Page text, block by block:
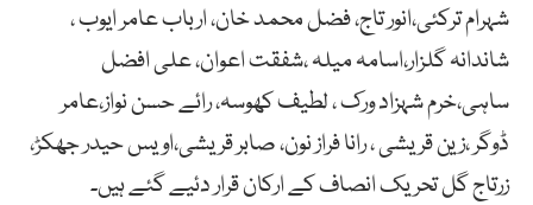
شہرام ترکئی،انور تاج، فضل محمد خان، ارباب عامر ایوب ،
شاندانہ گلزار،اسامہ میلہ ،شفقت اعوان، علی افضل
ساہی،خرم شہزاد ورک ، لطیف کھوسہ، رائے حسن نواز،عامر
ڈوگر ،زین قریشی ، رانا فراز نون، صابر قریشی،اویس حیدر جھکڑ،
زرتاج گل تحریک انصاف کے ارکان قرار دئیے گئے ہیں۔